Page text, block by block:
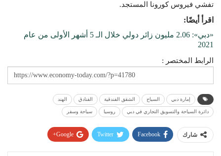
تفشي فيروس كورونا المستجد.
اقرأ أيضًا:
«دبي»: 2.06 مليون زائر دولي خلال الـ 5 أشهر الأولى من عام
2021
الرابط المختصر :
إمارة دبي السياح الشقق الفندقية الفنادق الهند
دائرة السياحة والتسويق التجاري في دبي روسيا سياحة وسفر
شارك Facebook
Twitter
Google+